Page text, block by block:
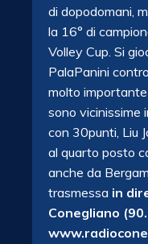
di dopodomani,
la 16° di
Volley Cup. Si
PalaPanini
molto
sono vicinissime
con 30punti, Liu
al quarto posto
anche da
trasmessa in
Conegliano